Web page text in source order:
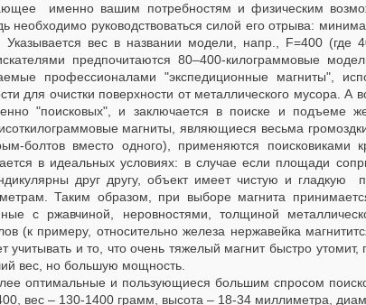
именно вашим потребностям и физическим
необходимо руководствоваться силой его отрыва:
Указывается вес в названии модели, напр., F=400
предпочитаются 80–400-килограммовые
профессионалами "экспедиционные магниты",
для очистки поверхности от металлического мусора. А
"поисковых", и заключается в поиске и подъеме
магниты, являющиеся весьма
болтов вместо одного), применяются поисковиками
в идеальных условиях: в случае если площади
друг другу, объект имеет чистую и гладкую
Таким образом, при выборе магнита
с ржавчиной, неровностями, толщиной
(к примеру, относительно железа нержавейка
учитывать и то, что очень тяжелый магнит быстро
вес, но большую мощность.
оптимальные и пользующиеся большим спросом
вес – 130-1400 грамм, высота – 18-34 миллиметра,